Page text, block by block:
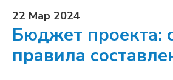
22 Мар 2024
Бюджет проекта:
правила